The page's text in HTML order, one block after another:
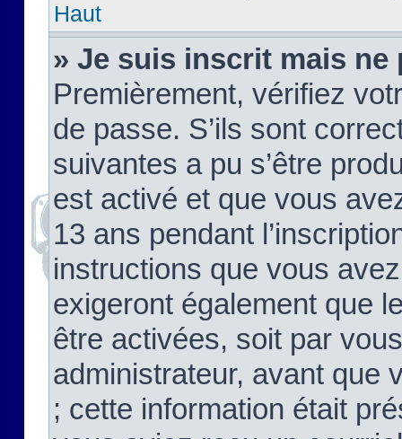
Haut
» Je suis inscrit mais ne
Premièrement, vérifiez
de passe. S’ils sont
suivantes a pu s’être
est activé et que vous
13 ans pendant
instructions que vous
exigeront également que
être activées, soit par
administrateur, avant que
; cette information était